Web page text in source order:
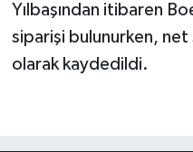
Yılbaşından itibaren
siparişi bulunurken, net
olarak kaydedildi.